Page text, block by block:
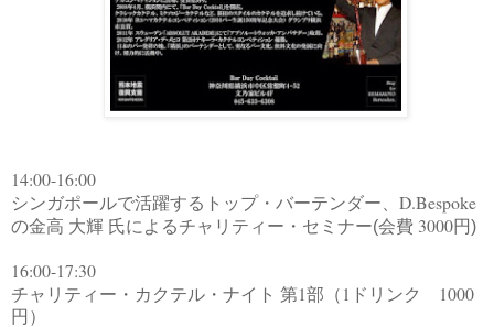
14:00-16:00
シンガポールで活躍するトップ・バーテンダー、 D.Bespoke
の金高 大輝 氏によるチャリティー・セミナー(会費 3000円)
16:00-17:30
チャリティー・カクテル・ナイト 第1部（ 1 ドリンク 1000
円）